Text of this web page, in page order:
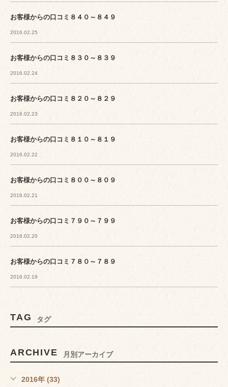
お客様からの口コミ８４０～８４９
2016.02.25
お客様からの口コミ８３０～８３９
2016.02.24
お客様からの口コミ８２０～８２９
2016.02.23
お客様からの口コミ８１０～８１９
2016.02.22
お客様からの口コミ８００～８０９
2016.02.21
お客様からの口コミ７９０～７９９
2016.02.20
お客様からの口コミ７８０～７８９
2016.02.19
TAG タグ
ARCHIVE 月別アーカイブ
2016年 (33)